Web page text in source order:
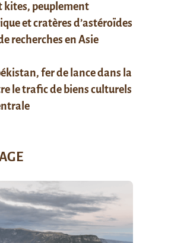
kites, peuplement
et cratères d’astéroïdes
recherches en Asie
fer de lance dans la
le trafic de biens culturels